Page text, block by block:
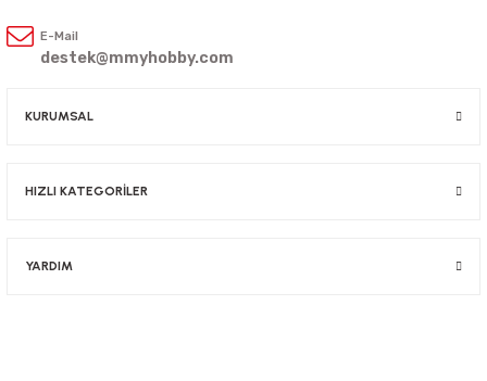
E-Mail
destek@mmyhobby.com
KURUMSAL
HIZLI KATEGORİLER
YARDIM